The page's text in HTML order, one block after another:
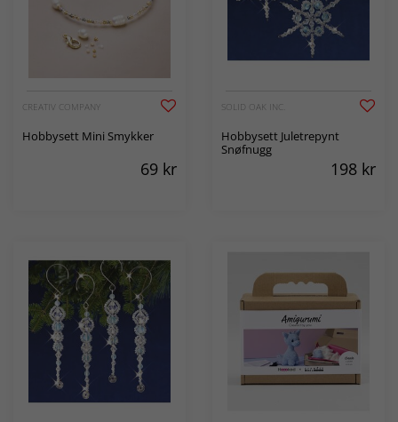
CREATIV COMPANY
Hobbysett Mini Smykker
69 kr
SOLID OAK INC.
Hobbysett Juletrepynt
Snøfnugg
198 kr